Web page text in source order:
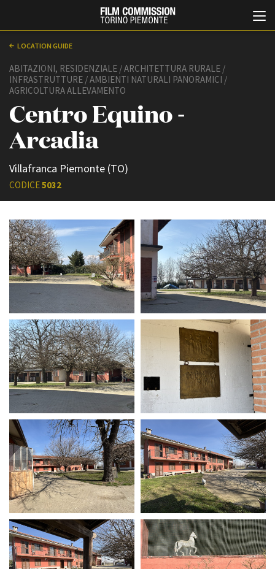
ABOUT
Storia della Fondazione
Contatti
La sede
Partner
Rete regionale
Bilancio sociale
Amministrazione
trasparente
Bandi e gare
Sostenibilità ambientale
SERVIZI
Servizi generali
Location scouting
Spazi nella sede FCTP
Sala Casting
Sala Paolo Tenna
FILM FUNDS
Piemonte Film Tv Fund
Piemonte Film Tv
Development Fund
Piemonte Doc Film Fund
Short Film Fund
EVENTI, SPECIALI
TFI Torino Film Industry -
Production Days
Avenue Cove - Erasmus +
Guarda che storia!
La Grazia - Immagini e
location della Torino di Paolo
Sorrentino
Open Day
Ciak in TOur!
FESTIVAL, MARKETS,
AWARDS
International Film Festival
Rotterdam
Berlinale Internationalen
Filmfestspiele Berlin
Festival de Cannes
Biografilm Festival - Bio to B
Industry Days
Locarno Film Festival
Mostra Internazionale d’Arte
Cinematografica Venezia
Toronto International Film
Festival
Festa del Cinema di Roma
Torino Film Festival
LOCATION GUIDE
ABITAZIONI, RESIDENZIALE / ARCHITETTURA RURALE /
INFRASTRUTTURE / AMBIENTI NATURALI PANORAMICI /
AGRICOLTURA ALLEVAMENTO
Centro Equino -
Arcadia
Villafranca Piemonte (TO)
CODICE5032